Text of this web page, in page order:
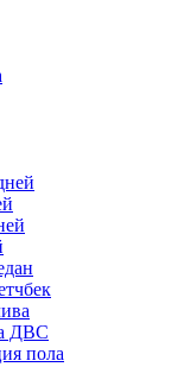
ДВС
пола